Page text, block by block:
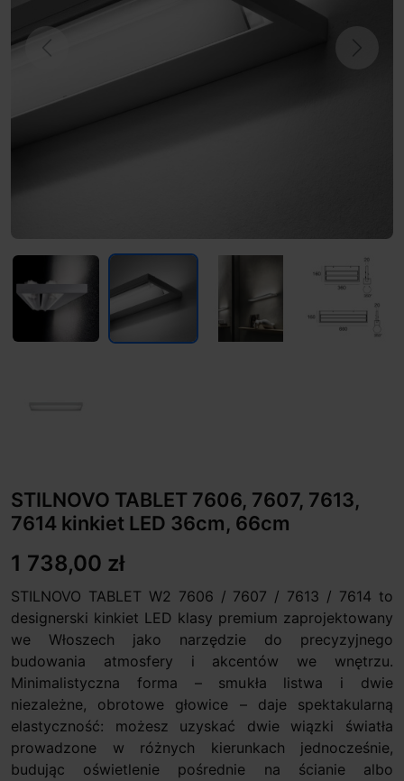
STILNOVO TABLET 7606, 7607, 7613,
7614 kinkiet LED 36cm, 66cm
1 738,00 zł
STILNOVO TABLET W2 7606 / 7607 / 7613 / 7614 to
designerski kinkiet LED klasy premium zaprojektowany
we Włoszech jako narzędzie do precyzyjnego
budowania atmosfery i akcentów we wnętrzu.
Minimalistyczna forma – smukła listwa i dwie
niezależne, obrotowe głowice – daje spektakularną
elastyczność: możesz uzyskać dwie wiązki światła
prowadzone w różnych kierunkach jednocześnie,
budując oświetlenie pośrednie na ścianie albo